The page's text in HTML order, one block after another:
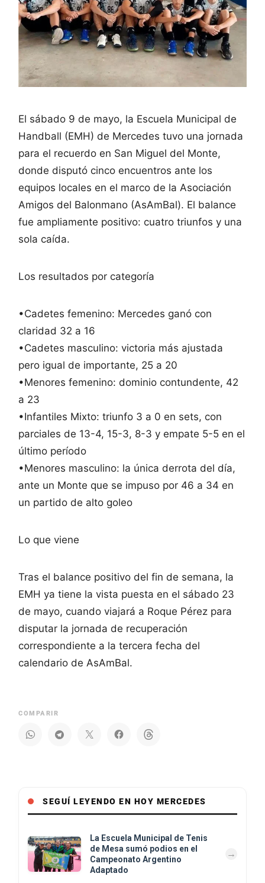
El sábado 9 de mayo, la Escuela Municipal de
Handball (EMH) de Mercedes tuvo una jornada
para el recuerdo en San Miguel del Monte,
donde disputó cinco encuentros ante los
equipos locales en el marco de la Asociación
Amigos del Balonmano (AsAmBal). El balance
fue ampliamente positivo: cuatro triunfos y una
sola caída.
Los resultados por categoría
•Cadetes femenino: Mercedes ganó con
claridad 32 a 16
•Cadetes masculino: victoria más ajustada
pero igual de importante, 25 a 20
•Menores femenino: dominio contundente, 42
a 23
•Infantiles Mixto: triunfo 3 a 0 en sets, con
parciales de 13-4, 15-3, 8-3 y empate 5-5 en el
último período
•Menores masculino: la única derrota del día,
ante un Monte que se impuso por 46 a 34 en
un partido de alto goleo
Lo que viene
Tras el balance positivo del fin de semana, la
EMH ya tiene la vista puesta en el sábado 23
de mayo, cuando viajará a Roque Pérez para
disputar la jornada de recuperación
correspondiente a la tercera fecha del
calendario de AsAmBal.
COMPARIR
SEGUÍ LEYENDO EN HOY MERCEDES
La Escuela Municipal de Tenis
de Mesa sumó podios en el
Campeonato Argentino
Adaptado